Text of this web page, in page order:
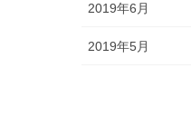
2019年6月
2019年5月